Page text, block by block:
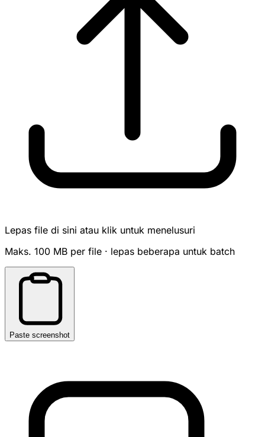
Lepas file di sini atau klik untuk menelusuri
Maks. 100 MB per file · lepas beberapa untuk batch
Paste screenshot